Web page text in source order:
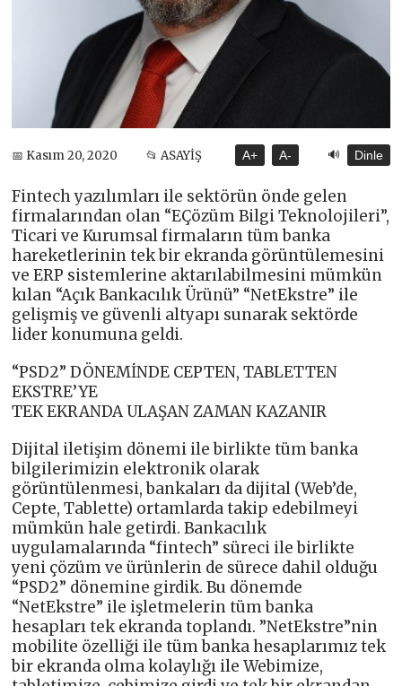
📅 Kasım 20, 2020 📂 ASAYİŞ A+ A- 🔊 Dinle
Fintech yazılımları ile sektörün önde gelen
firmalarından olan “EÇözüm Bilgi Teknolojileri”,
Ticari ve Kurumsal firmaların tüm banka
hareketlerinin tek bir ekranda görüntülemesini
ve ERP sistemlerine aktarılabilmesini mümkün
kılan “Açık Bankacılık Ürünü” “NetEkstre” ile
gelişmiş ve güvenli altyapı sunarak sektörde
lider konumuna geldi.
“PSD2” DÖNEMİNDE CEPTEN, TABLETTEN
EKSTRE’YE
TEK EKRANDA ULAŞAN ZAMAN KAZANIR
Dijital iletişim dönemi ile birlikte tüm banka
bilgilerimizin elektronik olarak
görüntülenmesi, bankaları da dijital (Web’de,
Cepte, Tablette) ortamlarda takip edebilmeyi
mümkün hale getirdi. Bankacılık
uygulamalarında “fintech” süreci ile birlikte
yeni çözüm ve ürünlerin de sürece dahil olduğu
“PSD2” dönemine girdik. Bu dönemde
“NetEkstre” ile işletmelerin tüm banka
hesapları tek ekranda toplandı. ”NetEkstre”nin
mobilite özelliği ile tüm banka hesaplarımız tek
bir ekranda olma kolaylığı ile Webimize,